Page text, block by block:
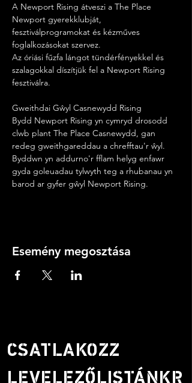
A Newport Rising átveszi a The Place
Newport gyerekklubját,
fesztiválprogramokat és kézműves
foglalkozásokat szervez.
Az óriási fűzfa lángot tündérfényekkel és
szalagokkal díszítjük fel a Newport Rising
fesztiválra.
Gweithdai Gŵyl Casnewydd Rising
Bydd Newport Rising yn cymryd drosodd
clwb plant The Place Casnewydd, gan
redeg gweithgareddau a chrefftau'r ŵyl.
Byddwn yn addurno'r fflam helyg enfawr
gyda goleuadau tylwyth teg a rhubanau yn
barod ar gyfer gŵyl Newport Rising.
Esemény megosztása
CSATLAKOZZ
LEVELEZŐLISTÁNKR